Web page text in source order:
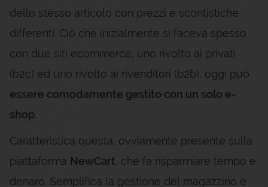
dello stesso articolo con prezzi e scontistiche
differenti. Ciò che inizialmente si faceva spesso
con due siti ecommerce, uno rivolto ai privati
(b2c) ed uno rivolto ai rivenditori (b2b), oggi può
essere comodamente gestito con un solo e-
shop.
Caratteristica questa, ovviamente presente sulla
piattaforma NewCart , che fa risparmiare tempo e
denaro. Semplifica la gestione del magazzino e